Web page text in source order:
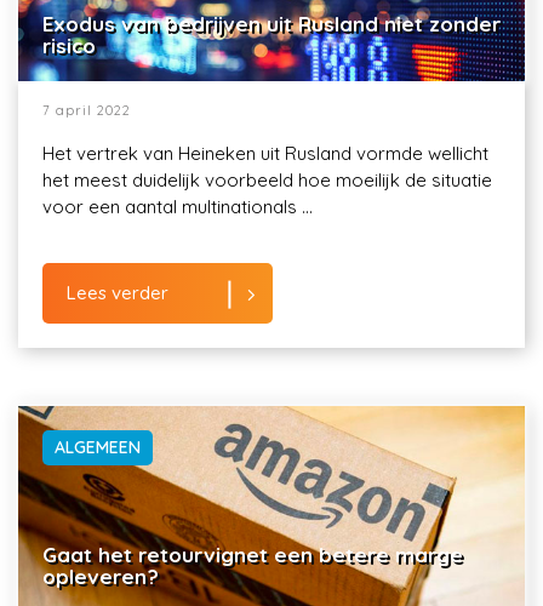
Exodus van bedrijven uit Rusland niet zonder
risico
7 april 2022
Het vertrek van Heineken uit Rusland vormde wellicht
het meest duidelijk voorbeeld hoe moeilijk de situatie
voor een aantal multinationals ...
Lees verder
ALGEMEEN
Gaat het retourvignet een betere marge
opleveren?